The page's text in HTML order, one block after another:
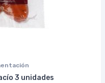
3 unidades